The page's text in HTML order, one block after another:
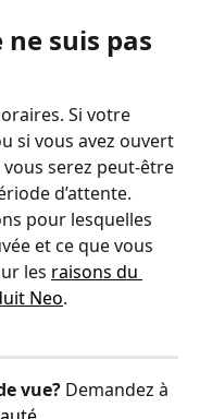
ne suis pas
Si votre
si vous avez ouvert
serez peut-être
d’attente.
pour lesquelles
et ce que vous
les raisons du
Neo.
vue? Demandez à